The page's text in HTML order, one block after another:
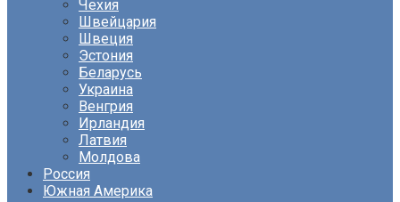
Чехия
Швейцария
Швеция
Эстония
Беларусь
Украина
Венгрия
Ирландия
Латвия
Молдова
Россия
Южная Америка